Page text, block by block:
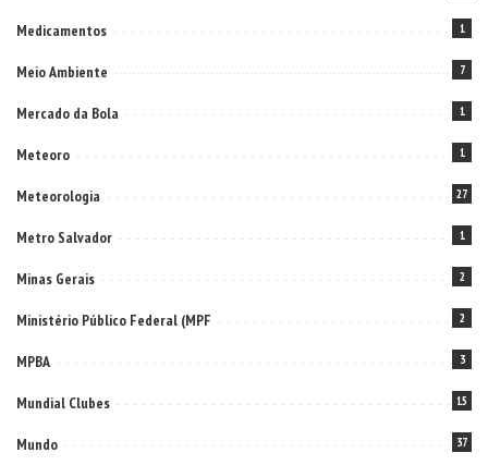
Medicamentos 1
Meio Ambiente 7
Mercado da Bola 1
Meteoro 1
Meteorologia 27
Metro Salvador 1
Minas Gerais 2
Ministério Público Federal (MPF 2
MPBA 3
Mundial Clubes 15
Mundo 37